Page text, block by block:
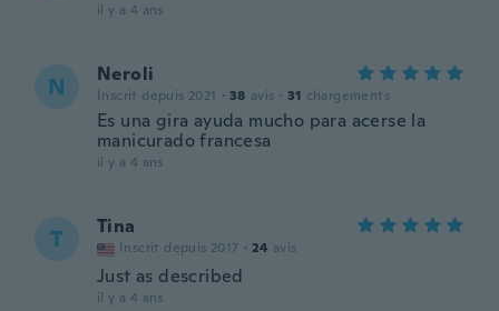
il y a 4 ans
N Neroli
Inscrit depuis 2021 · 38 avis · 31 chargements
Es una gira ayuda mucho para acerse la
manicurado francesa
il y a 4 ans
T Tina
Inscrit depuis 2017 · 24 avis
Just as described
il y a 4 ans